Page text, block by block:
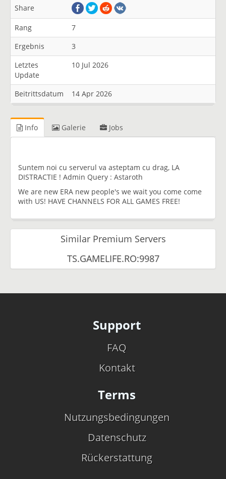
Share
Rang
7
Ergebnis
3
Letztes
Update
10 Jul 2026
Beitrittsdatum 14 Apr 2026
Info Galerie Jobs
Suntem noi cu serverul va asteptam cu drag, LA
DISTRACTIE ! Admin Query : Astaroth
We are new ERA new people's we wait you come come
with US! HAVE CHANNELS FOR ALL GAMES FREE!
Similar Premium Servers
TS.GAMELIFE.RO:9987
Support
FAQ
Kontakt
Terms
Nutzungsbedingungen
Datenschutz
Rückerstattung